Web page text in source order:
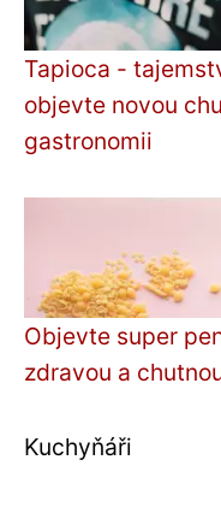
Tapioca -
objevte novou
gastronomii
Objevte super
zdravou a
Kuchyňáři